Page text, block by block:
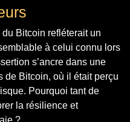
Bitcoin refléterait un
à celui connu lors
s’ancre dans une
de Bitcoin, où il était perçu
Pourquoi tant de
la résilience et
?